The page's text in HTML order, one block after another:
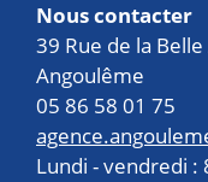
Nous contacter
39 Rue de la
Angoulême
05 86 58 01 75
Lundi - vendredi :